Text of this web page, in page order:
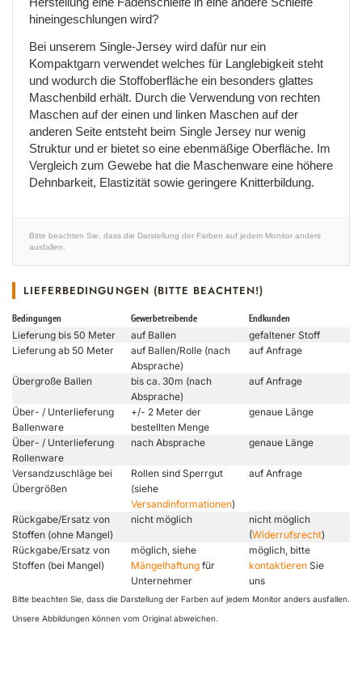
hineingeschlungen wird?
Bei unserem Single-Jersey wird dafür nur ein
Kompaktgarn verwendet welches für Langlebigkeit steht
und wodurch die Stoffoberfläche ein besonders glattes
Maschenbild erhält. Durch die Verwendung von rechten
Maschen auf der einen und linken Maschen auf der
anderen Seite entsteht beim Single Jersey nur wenig
Struktur und er bietet so eine ebenmäßige Oberfläche. Im
Vergleich zum Gewebe hat die Maschenware eine höhere
Dehnbarkeit, Elastizität sowie geringere Knitterbildung.
Bitte beachten Sie, dass die Darstellung der Farben auf jedem Monitor anders
ausfallen.
LIEFERBEDINGUNGEN (BITTE BEACHTEN!)
Bedingungen Gewerbetreibende Endkunden
Lieferung bis 50 Meter auf Ballen
gefaltener Stoff
Lieferung ab 50 Meter
auf Ballen/Rolle (nach
Absprache)
auf Anfrage
Übergroße Ballen
bis ca. 30m (nach
Absprache)
auf Anfrage
Über- / Unterlieferung
Ballenware
+/- 2 Meter der
bestellten Menge
genaue Länge
Über- / Unterlieferung
Rollenware
nach Absprache genaue Länge
Versandzuschläge bei
Übergrößen
Rollen sind Sperrgut
(siehe
Versandinformationen)
auf Anfrage
Rückgabe/Ersatz von
Stoffen (ohne Mangel)
nicht möglich
nicht möglich
(Widerrufsrecht)
Rückgabe/Ersatz von
Stoffen (bei Mangel)
möglich, siehe
Mängelhaftung für
Unternehmer
möglich, bitte
kontaktieren Sie
uns
Bitte beachten Sie, dass die Darstellung der Farben auf jedem Monitor anders ausfallen.
Unsere Abbildungen können vom Original abweichen.